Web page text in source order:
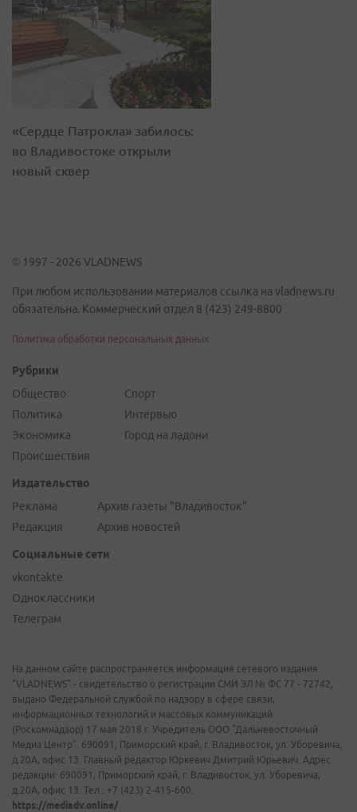
«Сердце Патрокла» забилось:
во Владивостоке открыли
новый сквер
© 1997 - 2026 VLADNEWS
При любом использовании материалов ссылка на vladnews.ru
обязательна. Коммерческий отдел 8 (423) 249-8800
Политика обработки персональных данных
Рубрики
Общество
Политика
Экономика
Происшествия
Спорт
Интервью
Город на ладони
Издательство
Реклама
Редакция
Архив газеты "Владивосток"
Архив новостей
Социальные сети
vkontakte
Одноклассники
Телеграм
На данном сайте распространяется информация сетевого издания
"VLADNEWS" - свидетельство о регистрации СМИ ЭЛ № ФС 77 - 72742,
выдано Федеральной службой по надзору в сфере связи,
информационных технологий и массовых коммуникаций
(Роскомнадзор) 17 мая 2018 г. Учредитель ООО "Дальневосточный
Медиа Центр". 690091, Приморский край, г. Владивосток, ул. Уборевича,
д.20А, офис 13. Главный редактор Юркевич Дмитрий Юрьевич. Адрес
редакции: 690091, Приморский край, г. Владивосток, ул. Уборевича,
д.20А, офис 13. Тел.: +7 (423) 2-415-600.
https://mediadv.online/